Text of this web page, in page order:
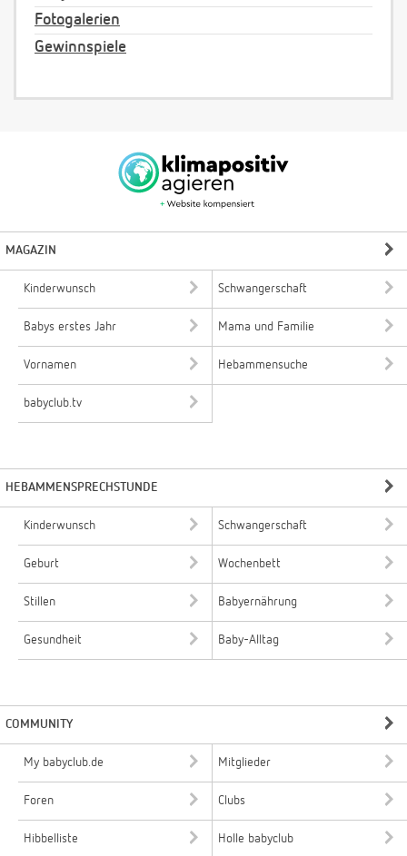
Fotogalerien
Gewinnspiele
MAGAZIN
Kinderwunsch Schwangerschaft
Babys erstes Jahr Mama und Familie
Vornamen Hebammensuche
babyclub.tv
HEBAMMENSPRECHSTUNDE
Kinderwunsch Schwangerschaft
Geburt Wochenbett
Stillen Babyernährung
Gesundheit Baby-Alltag
COMMUNITY
My babyclub.de Mitglieder
Foren Clubs
Hibbelliste Holle babyclub